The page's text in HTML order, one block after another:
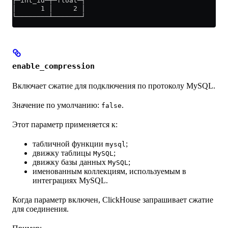
│      1 │     2 │
└────────┴───────┘
enable_compression
Включает сжатие для подключения по протоколу MySQL.
Значение по умолчанию: false.
Этот параметр применяется к:
табличной функции mysql ;
движку таблицы MySQL ;
движку базы данных MySQL ;
именованным коллекциям, используемым в
интеграциях MySQL.
Когда параметр включен, ClickHouse запрашивает сжатие
для соединения.